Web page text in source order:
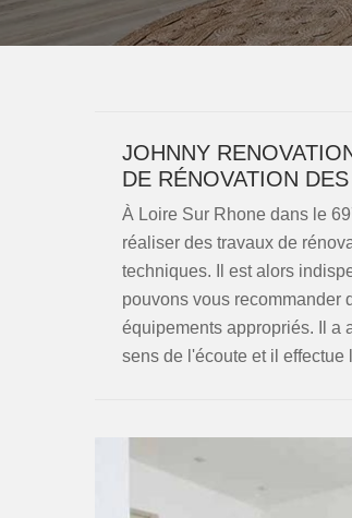
JOHNNY
DE RÉNOVATION
À Loire Sur Rhone dans le
réaliser des travaux de
techniques. Il est alors
pouvons vous recommander
équipements appropriés. Il a
sens de l'écoute et il